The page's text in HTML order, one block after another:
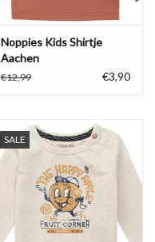
Noppies Kids Shirtje
Aachen
€12,99 €3,90
SALE